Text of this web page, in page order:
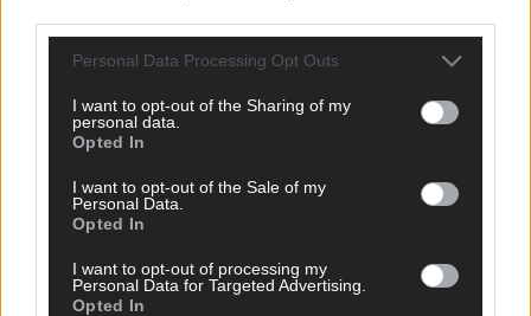
Personal Data Processing Opt Outs
I want to opt-out of the Sharing of my
personal data.
Opted In
I want to opt-out of the Sale of my
Personal Data.
Opted In
I want to opt-out of processing my
Personal Data for Targeted Advertising.
Opted In